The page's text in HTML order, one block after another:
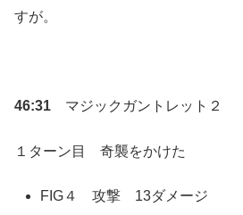
すが。
46:31 マジックガントレット２
１ターン目 奇襲をかけた
FIG４ 攻撃 13ダメージ